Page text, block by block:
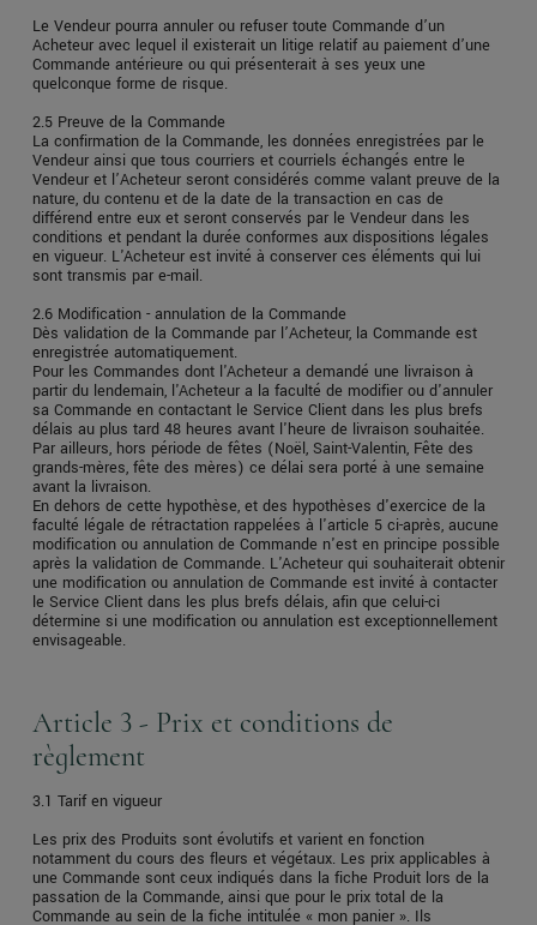
Le Vendeur pourra annuler ou refuser toute Commande d’un
Acheteur avec lequel il existerait un litige relatif au paiement d’une
Commande antérieure ou qui présenterait à ses yeux une
quelconque forme de risque.
2.5 Preuve de la Commande
La confirmation de la Commande, les données enregistrées par le
Vendeur ainsi que tous courriers et courriels échangés entre le
Vendeur et l’Acheteur seront considérés comme valant preuve de la
nature, du contenu et de la date de la transaction en cas de
différend entre eux et seront conservés par le Vendeur dans les
conditions et pendant la durée conformes aux dispositions légales
en vigueur. L'Acheteur est invité à conserver ces éléments qui lui
sont transmis par e-mail.
2.6 Modification - annulation de la Commande
Dès validation de la Commande par l’Acheteur, la Commande est
enregistrée automatiquement.
Pour les Commandes dont l'Acheteur a demandé une livraison à
partir du lendemain, l'Acheteur a la faculté de modifier ou d'annuler
sa Commande en contactant le Service Client dans les plus brefs
délais au plus tard 48 heures avant l'heure de livraison souhaitée.
Par ailleurs, hors période de fêtes (Noël, Saint-Valentin, Fête des
grands-mères, fête des mères) ce délai sera porté à une semaine
avant la livraison.
En dehors de cette hypothèse, et des hypothèses d'exercice de la
faculté légale de rétractation rappelées à l'article 5 ci-après, aucune
modification ou annulation de Commande n'est en principe possible
après la validation de Commande. L'Acheteur qui souhaiterait obtenir
une modification ou annulation de Commande est invité à contacter
le Service Client dans les plus brefs délais, afin que celui-ci
détermine si une modification ou annulation est exceptionnellement
envisageable.
Article 3 - Prix et conditions de
règlement
3.1 Tarif en vigueur
Les prix des Produits sont évolutifs et varient en fonction
notamment du cours des fleurs et végétaux. Les prix applicables à
une Commande sont ceux indiqués dans la fiche Produit lors de la
passation de la Commande, ainsi que pour le prix total de la
Commande au sein de la fiche intitulée « mon panier ». Ils